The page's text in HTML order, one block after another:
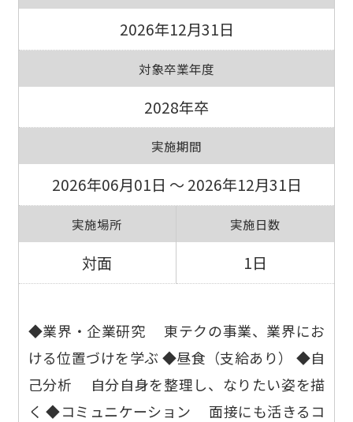
2026年12月31日
対象卒業年度
2028年卒
実施期間
2026年06月01日 ～ 2026年12月31日
実施場所
対面
実施日数
1日
◆業界・企業研究 東テクの事業、業界にお
ける位置づけを学ぶ ◆昼食（支給あり） ◆自
己分析 自分自身を整理し、なりたい姿を描
く ◆コミュニケーション 面接にも活きるコ